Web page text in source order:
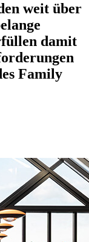
weit über
damit
Family